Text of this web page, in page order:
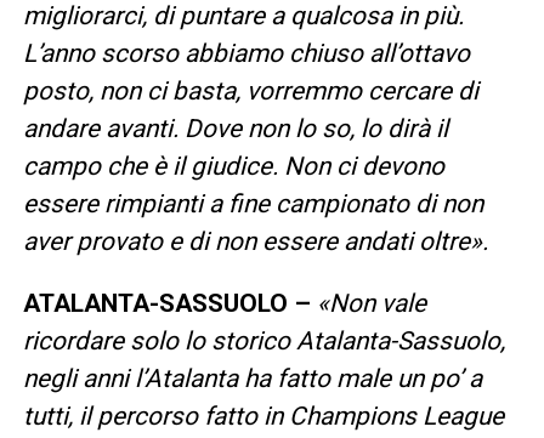
migliorarci, di puntare a qualcosa in più.
L’anno scorso abbiamo chiuso all’ottavo
posto, non ci basta, vorremmo cercare di
andare avanti. Dove non lo so, lo dirà il
campo che è il giudice. Non ci devono
essere rimpianti a fine campionato di non
aver provato e di non essere andati oltre».
ATALANTA-SASSUOLO – «Non vale
ricordare solo lo storico Atalanta-Sassuolo,
negli anni l’Atalanta ha fatto male un po’ a
tutti, il percorso fatto in Champions League